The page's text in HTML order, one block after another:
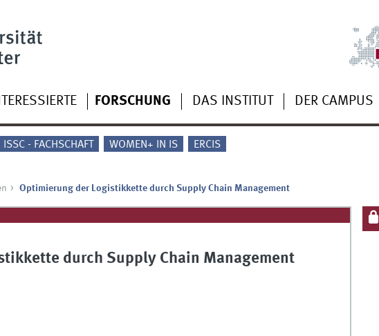
FORSCHUNG DAS INSTITUT DER CAMPUS
ISSC - FACHSCHAFT WOMEN+ IN IS ERCIS
Optimierung der Logistikkette durch Supply Chain Management
durch Supply Chain Management